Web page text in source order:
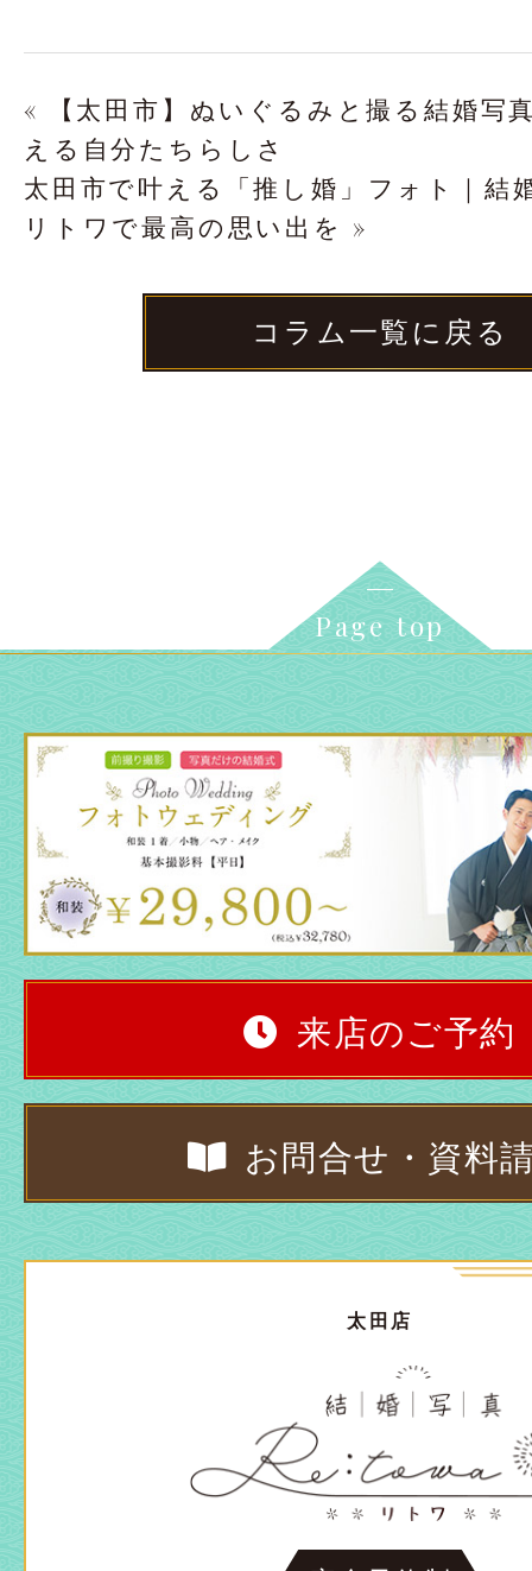
« 【太田市】ぬいぐるみと撮る結婚写
える自分たちらしさ
太田市で叶える「推し婚」フォト｜結
リトワで最高の思い出を »
コラム一覧に戻る
Page top
来店のご予約
お問合せ・資料
太田店